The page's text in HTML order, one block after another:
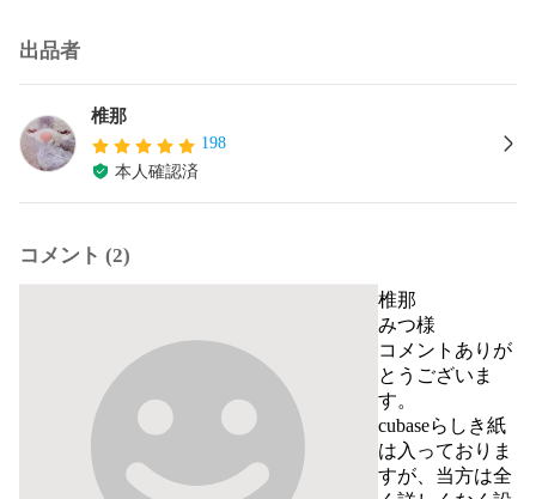
出品者
椎那
198
本人確認済
コメント (2)
椎那
みつ様
コメントありが
とうございま
す。
cubaseらしき紙
は入っておりま
すが、当方は全